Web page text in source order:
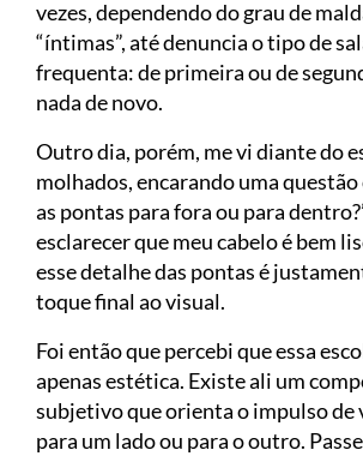
vezes, dependendo do grau de
“íntimas”, até denuncia o tipo de
frequenta: de primeira ou de
nada de novo.
Outro dia, porém, me vi diante do
molhados, encarando uma
as pontas para fora ou para
esclarecer que meu cabelo é bem
esse detalhe das pontas é
toque final ao visual.
Foi então que percebi que essa
apenas estética. Existe ali um
subjetivo que orienta o impulso de
para um lado ou para o outro.